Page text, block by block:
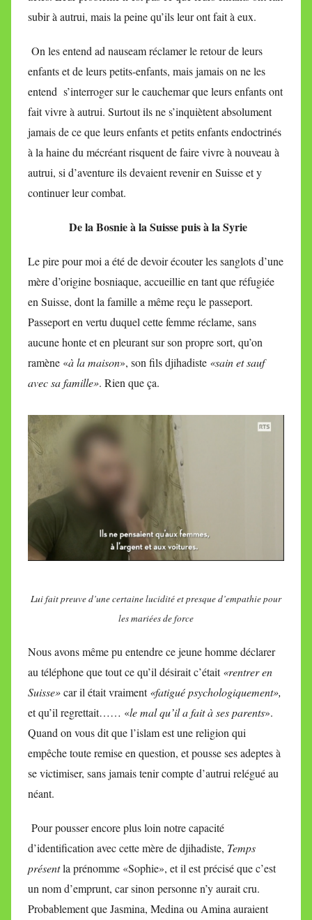
subir à autrui, mais la peine qu’ils leur ont fait à eux.
On les entend ad nauseam réclamer le retour de leurs
enfants et de leurs petits-enfants, mais jamais on ne les
entend s’interroger sur le cauchemar que leurs enfants ont
fait vivre à autrui. Surtout ils ne s’inquiètent absolument
jamais de ce que leurs enfants et petits enfants endoctrinés
à la haine du mécréant risquent de faire vivre à nouveau à
autrui, si d’aventure ils devaient revenir en Suisse et y
continuer leur combat.
De la Bosnie à la Suisse puis à la Syrie
Le pire pour moi a été de devoir écouter les sanglots d’une
mère d’origine bosniaque, accueillie en tant que réfugiée
en Suisse, dont la famille a même reçu le passeport.
Passeport en vertu duquel cette femme réclame, sans
aucune honte et en pleurant sur son propre sort, qu’on
ramène «à la maison», son fils djihadiste «sain et sauf
avec sa famille». Rien que ça.
Lui fait preuve d’une certaine lucidité et presque d’empathie pour
les mariées de force
Nous avons même pu entendre ce jeune homme déclarer
au téléphone que tout ce qu’il désirait c’était«rentrer en
Suisse»car il était vraiment«fatigué psychologiquement»,
et qu’il regrettait…… «le mal qu’il a fait à ses parents».
Quand on vous dit que l’islam est une religion qui
empêche toute remise en question, et pousse ses adeptes à
se victimiser, sans jamais tenir compte d’autrui relégué au
néant.
Pour pousser encore plus loin notre capacité
d’identification avec cette mère de djihadiste, Temps
présentla prénomme «Sophie», et il est précisé que c’est
un nom d’emprunt, car sinon personne n’y aurait cru.
Probablement que Jasmina, Medina ou Amina auraient